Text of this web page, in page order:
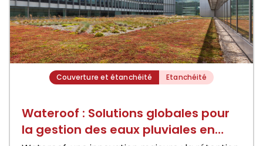
Couverture et étanchéité Etanchéité
Wateroof : Solutions globales pour
la gestion des eaux pluviales en